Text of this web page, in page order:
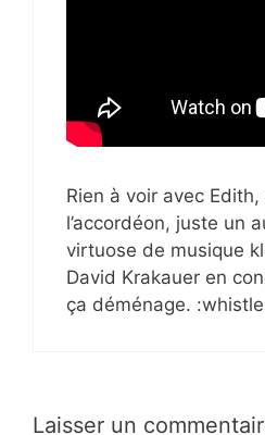
Rien à voir avec
l’accordéon, juste un
virtuose de musique
David Krakauer en
ça déménage.
Laisser un